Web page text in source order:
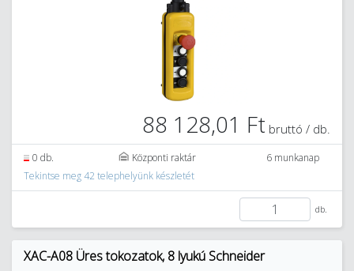
88 128,01 Ft bruttó / db.
0 db. Központi raktár
6 munkanap
Tekintse meg 42 telephelyünk készletét
db.
XAC-A08 Üres tokozatok, 8 lyukú Schneider